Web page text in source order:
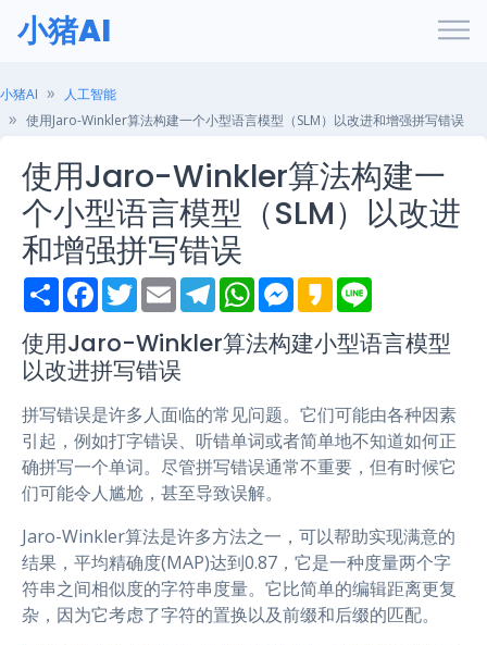
小猪AI
小猪AI
人工智能
使用Jaro-Winkler算法构建一个小型语言模型（SLM）以改进和增强拼写错误
使用Jaro-Winkler算法构建一
个小型语言模型（SLM）以改进
和增强拼写错误
S
h
r
e
F
a
e
b
o
k
T
w
t
t
e
E
m
i
l
T
e
e
g
m
W
h
t
s
p
M
e
s
e
e
K
a
a
o
e
使用Jaro-Winkler算法构建小型语言模型
以改进拼写错误
拼写错误是许多人面临的常见问题。它们可能由各种因素
引起，例如打字错误、听错单词或者简单地不知道如何正
确拼写一个单词。尽管拼写错误通常不重要，但有时候它
们可能令人尴尬，甚至导致误解。
Jaro-Winkler算法是许多方法之一，可以帮助实现满意的
结果，平均精确度(MAP)达到0.87，它是一种度量两个字
符串之间相似度的字符串度量。它比简单的编辑距离更复
杂，因为它考虑了字符的置换以及前缀和后缀的匹配。